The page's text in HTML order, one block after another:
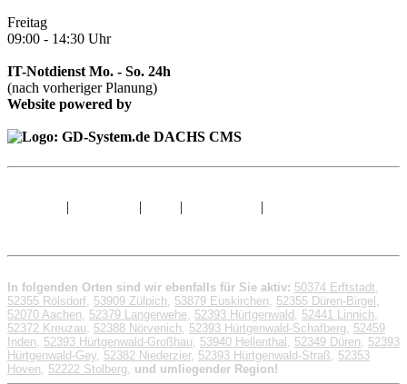
Freitag
09:00 - 14:30 Uhr
IT-Notdienst Mo. - So. 24h
(nach vorheriger Planung)
Website powered by
| | | |
In folgenden Orten sind wir ebenfalls für Sie aktiv: 50374 Erftstadt,
52355 Rölsdorf, 53909 Zülpich, 53879 Euskirchen, 52355 Düren-Birgel ,
52070 Aachen, 52379 Langerwehe, 52393 Hürtgenwald , 52441 Linnich,
52372 Kreuzau, 52388 Nörvenich, 52393 Hürtgenwald-Schafberg, 52459
Inden, 52393 Hürtgenwald-Großhau, 53940 Hellenthal , 52349 Düren, 52393
Hürtgenwald-Gey, 52382 Niederzier, 52393 Hürtgenwald-Straß, 52353
Hoven, 52222 Stolberg, und umliegender Region!